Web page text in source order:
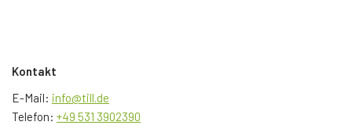
Kontakt
E-Mail: info@till.de
Telefon: +49 531 3902390